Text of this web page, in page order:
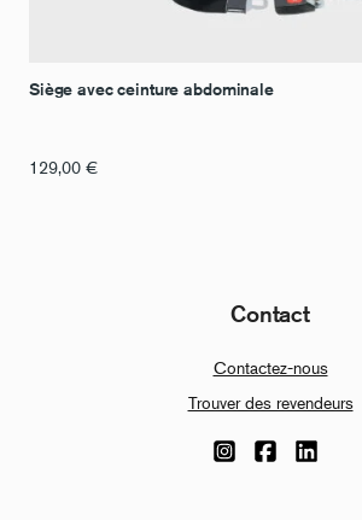
Siège avec ceinture abdominale
129,00 €
Contact
Contactez-nous
Trouver des revendeurs